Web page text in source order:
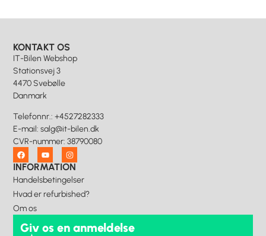
KONTAKT OS
IT-Bilen Webshop
Stationsvej 3
4470 Svebølle
Danmark
Telefonnr.: +4527282333
E-mail:salg@it-bilen.dk
CVR-nummer: 38790080
INFORMATION
Handelsbetingelser
Hvad er refurbished?
Om os
Giv os en anmeldelse